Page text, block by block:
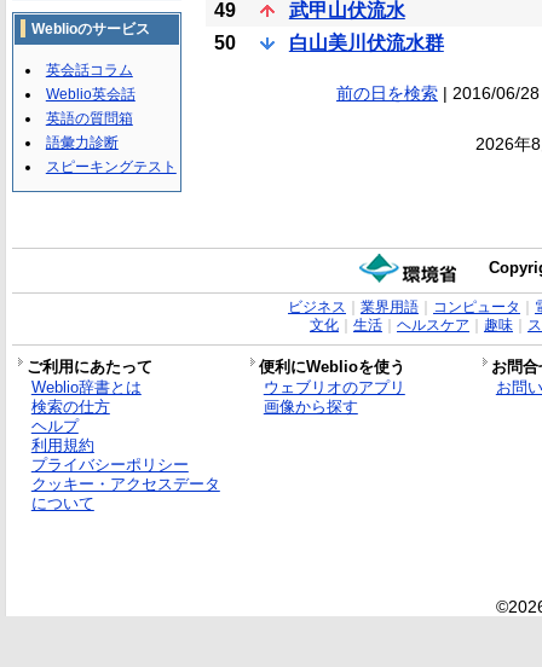
49
武甲山伏流水
50
白山美川伏流水群
前の日を検索| 2016/06/
2026年
Weblioのサービス
英会話コラム
Weblio英会話
英語の質問箱
語彙力診断
スピーキングテスト
ビジネス 業界用語｜ コンピュータ
文化｜ 生活｜ ヘルスケア 趣味｜
ご利用にあたって 便利にWeblioを使う
お問
Weblio辞書とは
検索の仕方
ヘルプ
利用規約
プライバシーポリシー
クッキー・アクセスデータ
について
ウェブリオのアプリ
画像から探す
お問